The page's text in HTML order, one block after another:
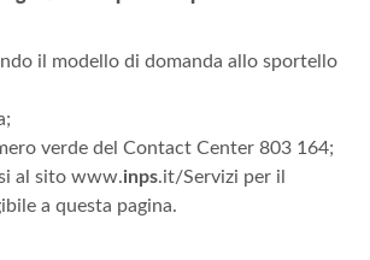
il modello di domanda allo sportello
verde del Contact Center 803 164;
al sito www.inps.it/Servizi per il
a questa pagina.